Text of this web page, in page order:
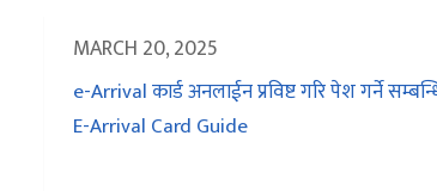
MARCH 20, 2025
e-Arrival कार्ड अनलाईन प्रविष्ट गरि पेश गर्ने
E-Arrival Card Guide